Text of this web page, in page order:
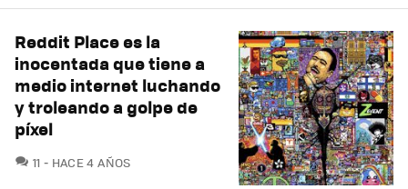
Reddit Place es la
inocentada que tiene a
medio internet luchando
y troleando a golpe de
píxel
11 COMENTARIOS
HACE 4 AÑOS